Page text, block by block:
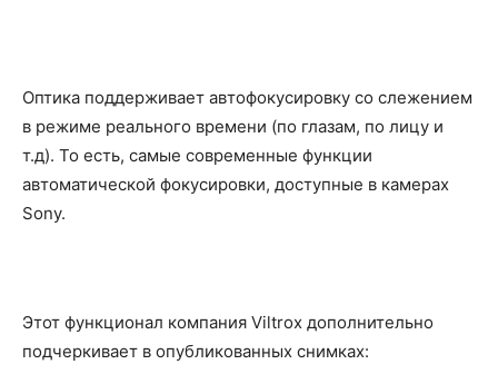
Оптика поддерживает автофокусировку со слежением
в режиме реального времени (по глазам, по лицу и
т.д). То есть, самые современные функции
автоматической фокусировки, доступные в камерах
Sony.
Этот функционал компания Viltrox дополнительно
подчеркивает в опубликованных снимках: